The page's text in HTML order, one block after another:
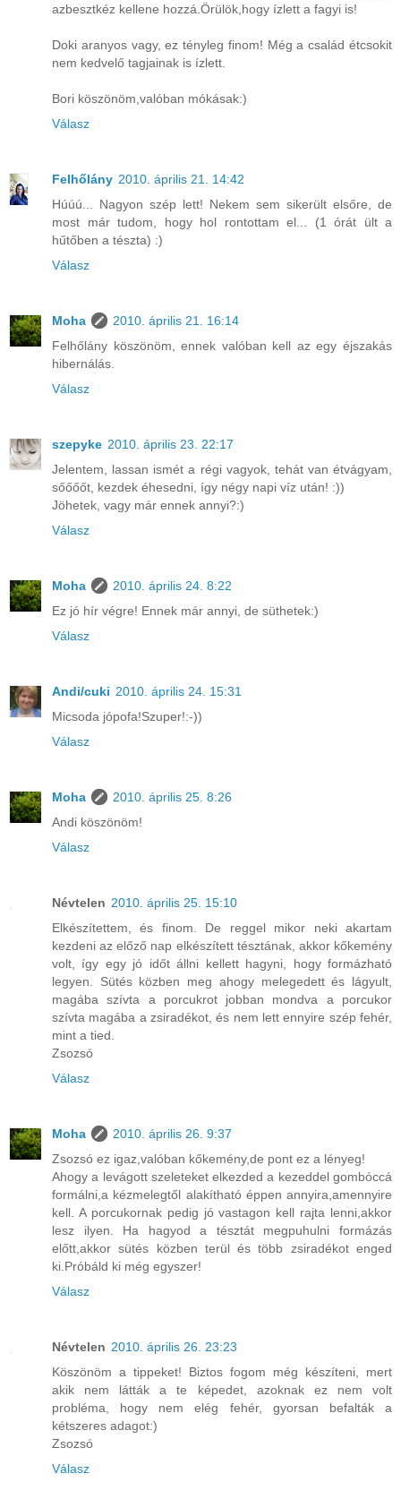
azbesztkéz kellene hozzá.Örülök,hogy ízlett a fagyi is!
Doki aranyos vagy, ez tényleg finom! Még a család étcsokit
nem kedvelő tagjainak is ízlett.
Bori köszönöm,valóban mókásak:)
Válasz
Felhőlány 2010. április 21. 14:42
Húúú... Nagyon szép lett! Nekem sem sikerült elsőre, de
most már tudom, hogy hol rontottam el... (1 órát ült a
hűtőben a tészta) :)
Válasz
Moha
2010. április 21. 16:14
Felhőlány köszönöm, ennek valóban kell az egy éjszakás
hibernálás.
Válasz
szepyke 2010. április 23. 22:17
Jelentem, lassan ismét a régi vagyok, tehát van étvágyam,
sőőőőt, kezdek éhesedni, így négy napi víz után! :))
Jöhetek, vagy már ennek annyi?:)
Válasz
Moha
2010. április 24. 8:22
Ez jó hír végre! Ennek már annyi, de süthetek:)
Válasz
Andi/cuki 2010. április 24. 15:31
Micsoda jópofa!Szuper!:-))
Válasz
Moha
2010. április 25. 8:26
Andi köszönöm!
Válasz
Névtelen 2010. április 25. 15:10
Elkészítettem, és finom. De reggel mikor neki akartam
kezdeni az előző nap elkészített tésztának, akkor kőkemény
volt, így egy jó időt állni kellett hagyni, hogy formázható
legyen. Sütés közben meg ahogy melegedett és lágyult,
magába szívta a porcukrot jobban mondva a porcukor
szívta magába a zsiradékot, és nem lett ennyire szép fehér,
mint a tied.
Zsozsó
Válasz
Moha
2010. április 26. 9:37
Zsozsó ez igaz,valóban kőkemény,de pont ez a lényeg!
Ahogy a levágott szeleteket elkezded a kezeddel gombóccá
formálni,a kézmelegtől alakítható éppen annyira,amennyire
kell. A porcukornak pedig jó vastagon kell rajta lenni,akkor
lesz ilyen. Ha hagyod a tésztát megpuhulni formázás
előtt,akkor sütés közben terül és több zsiradékot enged
ki.Próbáld ki még egyszer!
Válasz
Névtelen 2010. április 26. 23:23
Köszönöm a tippeket! Biztos fogom még készíteni, mert
akik nem látták a te képedet, azoknak ez nem volt
probléma, hogy nem elég fehér, gyorsan befalták a
kétszeres adagot:)
Zsozsó
Válasz